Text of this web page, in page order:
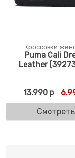
Кроссовки
Puma Cali
Leather
13.990р
Смотреть